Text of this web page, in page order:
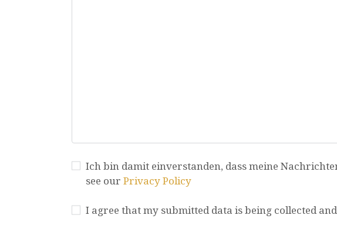
Ich bin damit einverstanden, dass meine
see our Privacy Policy
I agree that my submitted data is being collected